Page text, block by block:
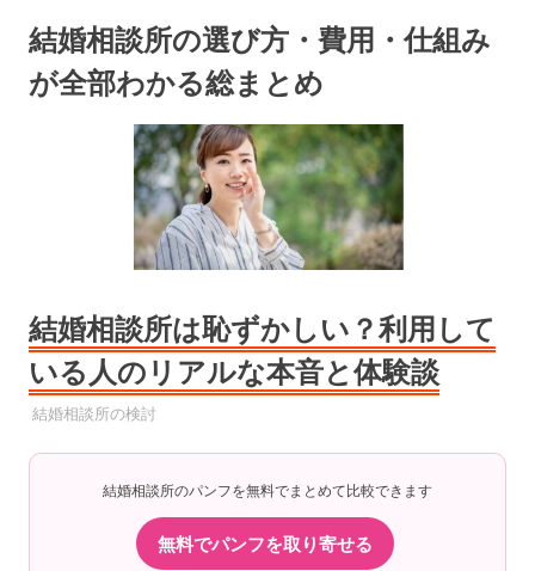
結婚相談所の選び方・費用・仕組み
が全部わかる総まとめ
結婚相談所は恥ずかしい？利用して
いる人のリアルな本音と体験談
2025年9月8日
YYYPRO
結婚相談所の検討
結婚相談所のパンフを無料でまとめて比較できます
無料でパンフを取り寄せる